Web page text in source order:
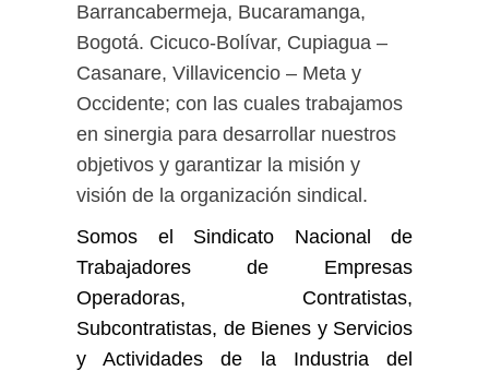
Barrancabermeja, Bucaramanga,
Bogotá. Cicuco-Bolívar, Cupiagua –
Casanare, Villavicencio – Meta y
Occidente; con las cuales trabajamos
en sinergia para desarrollar nuestros
objetivos y garantizar la misión y
visión de la organización sindical.
Somos el Sindicato Nacional de
Trabajadores de Empresas
Operadoras, Contratistas,
Subcontratistas, de Bienes y Servicios
y Actividades de la Industria del